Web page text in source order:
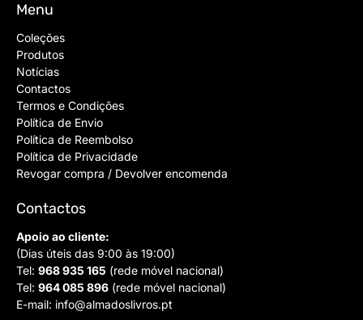
Menu
Coleções
Produtos
Notícias
Contactos
Termos e Condições
Política de Envio
Política de Reembolso
Política de Privacidade
Revogar compra / Devolver encomenda
Contactos
Apoio ao cliente:
(Dias úteis das 9:00 às 19:00)
Tel: 968 935 165 (rede móvel nacional)
Tel: 964 085 896 (rede móvel nacional)
E-mail: info@almadoslivros.pt